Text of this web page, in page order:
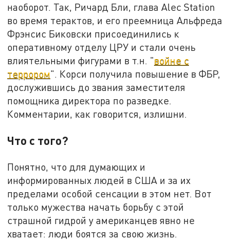
наоборот. Так, Ричард Бли, глава Alec Station
во время терактов, и его преемница Альфреда
Фрэнсис Биковски присоединились к
оперативному отделу ЦРУ и стали очень
влиятельными фигурами в т.н. "войне с
террором". Корси получила повышение в ФБР,
дослужившись до звания заместителя
помощника директора по разведке.
Комментарии, как говорится, излишни.
Что с того?
Понятно, что для думающих и
информированных людей в США и за их
пределами особой сенсации в этом нет. Вот
только мужества начать борьбу с этой
страшной гидрой у американцев явно не
хватает: люди боятся за свою жизнь.